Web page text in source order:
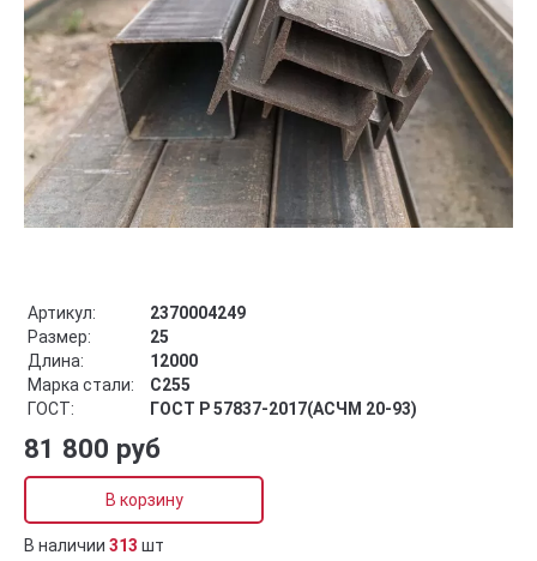
Артикул:
2370004249
Размер:
25
Длина:
12000
Марка стали:
С255
ГОСТ:
ГОСТ Р 57837-2017(АСЧМ 20-93)
81 800 руб
В корзину
В наличии 313 шт